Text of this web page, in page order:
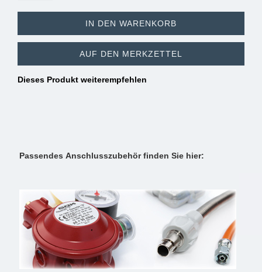
IN DEN WARENKORB
AUF DEN MERKZETTEL
Dieses Produkt weiterempfehlen
Passendes Anschlusszubehör finden Sie hier: